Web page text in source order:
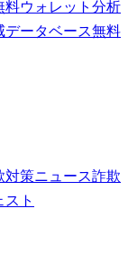
料ウォレット分析
データベース無料
対策ニュース詐欺
ト